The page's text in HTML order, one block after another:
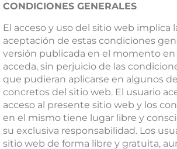
CONDICIONES GENERALES
El acceso y uso del sitio web implica
aceptación de estas condiciones
versión publicada en el momento
acceda, sin perjuicio de las
que pudieran aplicarse en algunos
concretos del sitio web. El usuario
acceso al presente sitio web y los
en el mismo tiene lugar libre y
su exclusiva responsabilidad. Los
sitio web de forma libre y gratuita,